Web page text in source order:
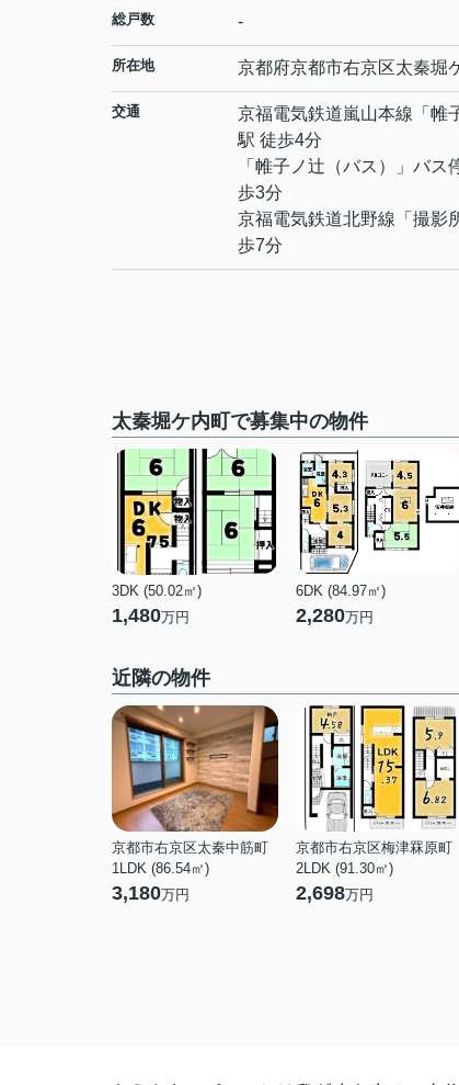
総戸数 -
所在地 京都府京都市右京区太秦堀
交通 京福電気鉄道嵐山本線 「 帷
駅 徒歩4分
「帷子ノ辻（バス）」バ
歩3分
京福電気鉄道北野線 「 撮影
歩7分
太秦堀ケ内町で募集中の物件
3DK (50.02㎡)
1,480万円
6DK (84.97㎡)
2,280万円
近隣の物件
京都市右京区太秦中筋町
1LDK (86.54㎡)
3,180万円
京都市右京区梅津罧原町
2LDK (91.30㎡)
2,698万円